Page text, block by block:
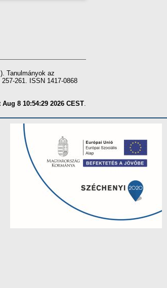
Tanulmányok az
261. ISSN 1417-0868
Aug 8 10:54:29 2026 CEST.